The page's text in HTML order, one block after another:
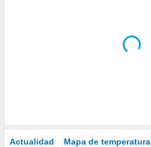
Actualidad Mapa de temperatura